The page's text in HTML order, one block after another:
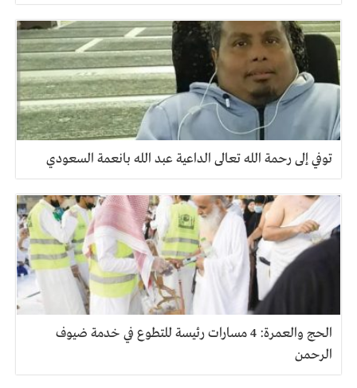
توفي إلى رحمة الله تعالى الداعية عبد الله بانعمة السعودي
الحج والعمرة: 4 مسارات رئيسة للتطوع في خدمة ضيوف
الرحمن